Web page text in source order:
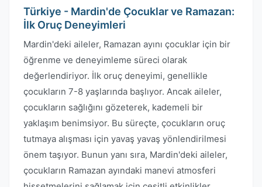
Türkiye - Mardin'de Çocuklar ve Ramazan:
İlk Oruç Deneyimleri
Mardin'deki aileler, Ramazan ayını çocuklar için bir
öğrenme ve deneyimleme süreci olarak
değerlendiriyor. İlk oruç deneyimi, genellikle
çocukların 7-8 yaşlarında başlıyor. Ancak aileler,
çocukların sağlığını gözeterek, kademeli bir
yaklaşım benimsiyor. Bu süreçte, çocukların oruç
tutmaya alışması için yavaş yavaş yönlendirilmesi
önem taşıyor. Bunun yanı sıra, Mardin'deki aileler,
çocukların Ramazan ayındaki manevi atmosferi